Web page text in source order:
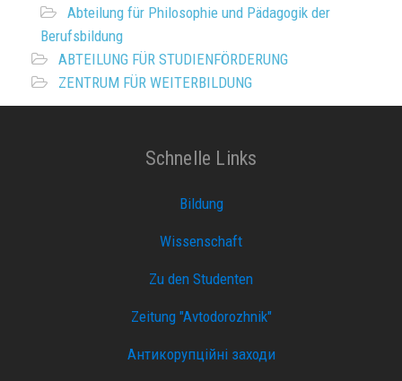
Abteilung für Philosophie und Pädagogik der
Berufsbildung
ABTEILUNG FÜR STUDIENFÖRDERUNG
ZENTRUM FÜR WEITERBILDUNG
Schnelle Links
Bildung
Wissenschaft
Zu den Studenten
Zeitung "Avtodorozhnik"
Антикорупційні заходи